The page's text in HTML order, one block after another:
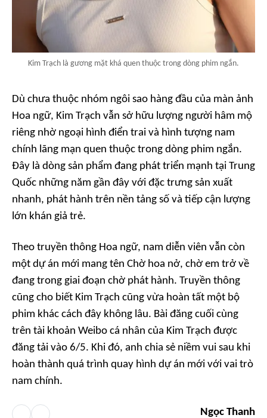
Kim Trạch là gương mặt khá quen thuộc trong dòng phim ngắn.
Dù chưa thuộc nhóm ngôi sao hàng đầu của màn ảnh
Hoa ngữ, Kim Trạch vẫn sở hữu lượng người hâm mộ
riêng nhờ ngoại hình điển trai và hình tượng nam
chính lãng mạn quen thuộc trong dòng phim ngắn.
Đây là dòng sản phẩm đang phát triển mạnh tại Trung
Quốc những năm gần đây với đặc trưng sản xuất
nhanh, phát hành trên nền tảng số và tiếp cận lượng
lớn khán giả trẻ.
Theo truyền thông Hoa ngữ, nam diễn viên vẫn còn
một dự án mới mang tên Chờ hoa nở, chờ em trở về
đang trong giai đoạn chờ phát hành. Truyền thông
cũng cho biết Kim Trạch cũng vừa hoàn tất một bộ
phim khác cách đây không lâu. Bài đăng cuối cùng
trên tài khoản Weibo cá nhân của Kim Trạch được
đăng tải vào 6/5. Khi đó, anh chia sẻ niềm vui sau khi
hoàn thành quá trình quay hình dự án mới với vai trò
nam chính.
Ngọc Thanh